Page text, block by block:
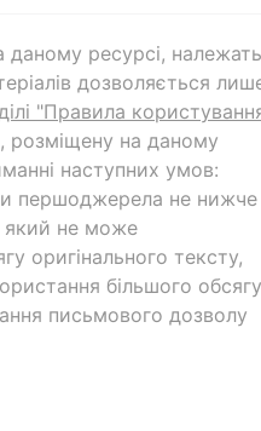
даному ресурсі, належать
дозволяється
"Правила
розміщену на даному
наступних умов:
першоджерела не нижче
який не може
оригінального тексту,
більшого обсягу
письмового дозволу